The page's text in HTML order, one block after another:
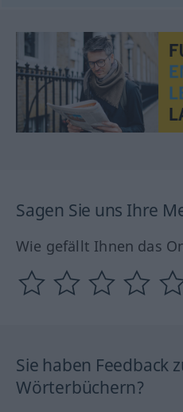
Sagen Sie uns Ihre
Wie gefällt Ihnen das
Sie haben Feedback
Wörterbüchern?